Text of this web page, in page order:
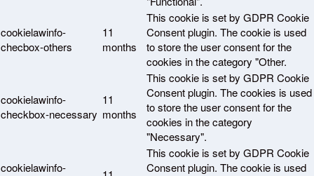
cookielawinfo-
checbox-others
11
months
This cookie is set by GDPR Cookie
Consent plugin. The cookie is used
to store the user consent for the
cookies in the category "Other.
cookielawinfo-
checkbox-necessary
11
months
This cookie is set by GDPR Cookie
Consent plugin. The cookies is used
to store the user consent for the
cookies in the category
"Necessary".
cookielawinfo-
This cookie is set by GDPR Cookie
Consent plugin. The cookie is used